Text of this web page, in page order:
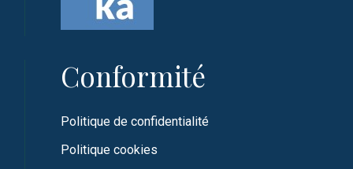
Conformité
Politique de confidentialité
Politique cookies